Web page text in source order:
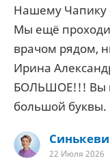
Нашему Чапику
Мы ещё
врачом рядом,
Ирина
БОЛЬШОЕ!!! Вы
большой
22 Июля 2026